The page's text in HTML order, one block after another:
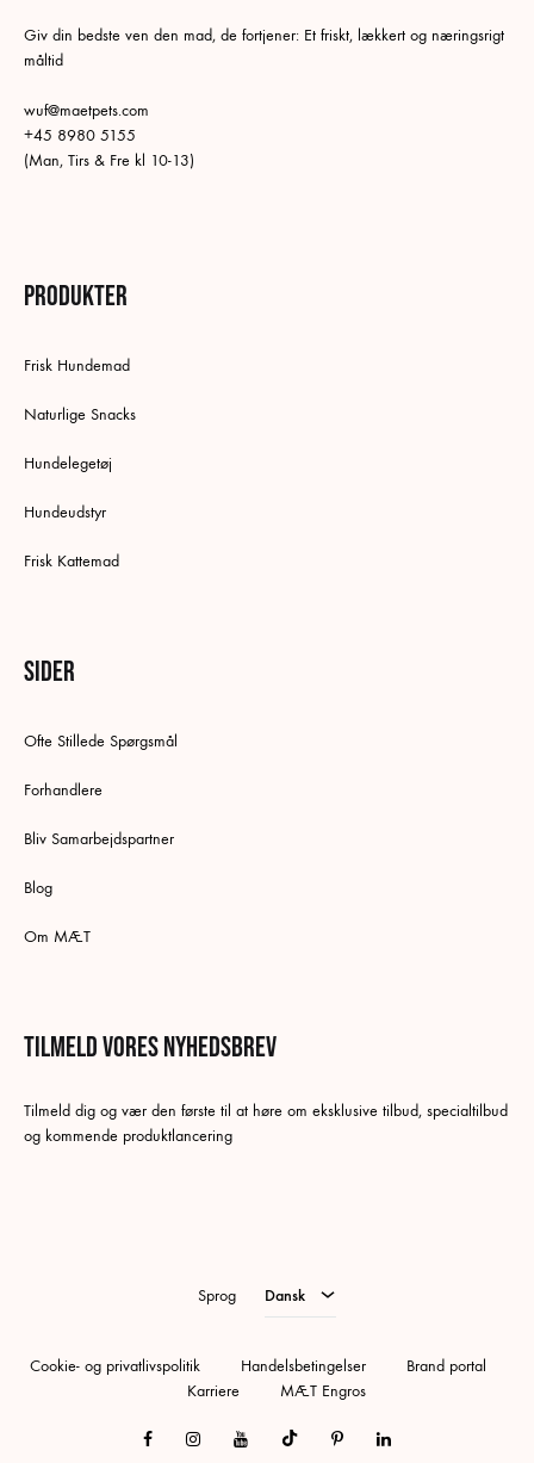
Giv din bedste ven den mad, de fortjener: Et friskt, lækkert og næringsrigt
måltid
wuf@maetpets.com
+45 8980 5155
(Man, Tirs & Fre kl 10-13)
Produkter
Frisk Hundemad
Naturlige Snacks
Hundelegetøj
Hundeudstyr
Frisk Kattemad
Sider
Ofte Stillede Spørgsmål
Forhandlere
Bliv Samarbejdspartner
Blog
Om MÆT
Tilmeld vores nyhedsbrev
Tilmeld dig og vær den første til at høre om eksklusive tilbud, specialtilbud
og kommende produktlancering
FacebookInstagramYoutubeTiktok Pinterest
Linkedin
Sprog Dansk
Cookie- og privatlivspolitik Handelsbetingelser
Brand portal
Karriere
MÆT Engros